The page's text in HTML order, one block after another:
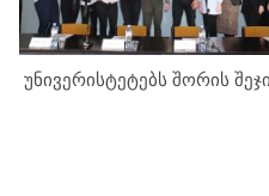
უნივერისტეტებს შორის